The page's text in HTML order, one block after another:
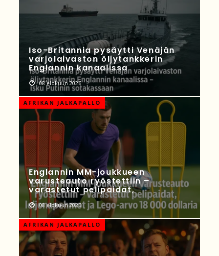
Iso-Britannia pysäytti Venäjän
varjolaivaston öljytankkerin
Englannin kanaalissa
08 elokuun 2026
AFRIKAN JALKAPALLO
Englannin MM-joukkueen
varusteauto ryöstettiin –
varastetut pelipaidat,
08 elokuun 2026
AFRIKAN JALKAPALLO